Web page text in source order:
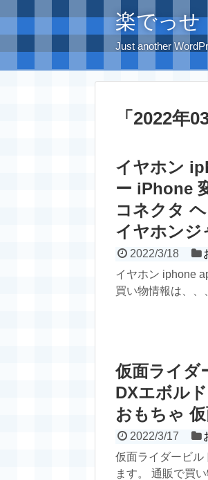
楽でっせ
Just another
「 2022年
イヤホン
ー iPhone
コネクタ
イヤホンジ
2022/3/18
イヤホン iphone
買い物情報は、、
仮面ライダ
DXエボル
おもちゃ
2022/3/17
仮面ライダービル
ます。 通販で買